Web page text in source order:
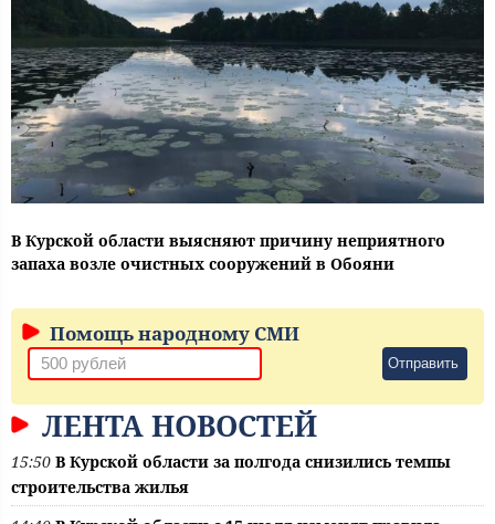
В Курской области выясняют причину неприятного
запаха возле очистных сооружений в Обояни
Помощь народному СМИ
Отправить
ЛЕНТА НОВОСТЕЙ
15:50 В Курской области за полгода снизились темпы
строительства жилья